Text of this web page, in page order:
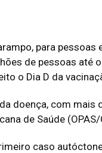
para
de pessoas
o Dia D da
doença, com
de Saúde
caso